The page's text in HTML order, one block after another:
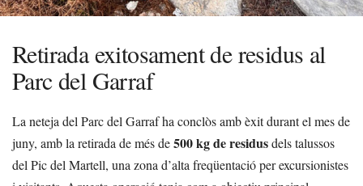
Retirada exitosament de residus al
Parc del Garraf
La neteja del Parc del Garraf ha conclòs amb èxit durant el mes de
juny, amb la retirada de més de500 kg de residusdels talussos
del Pic del Martell, una zona d’alta freqüentació per excursionistes